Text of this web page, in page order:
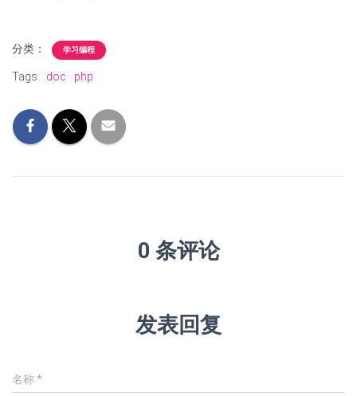
分类： 学习编程
Tags: doc php
0 条评论
发表回复
名称*